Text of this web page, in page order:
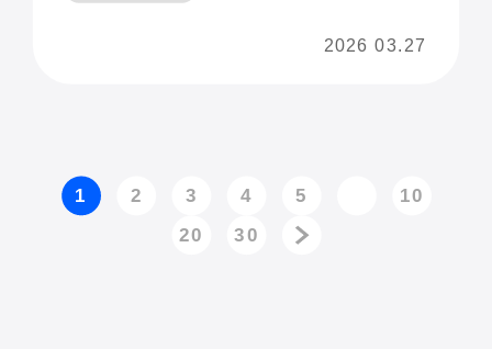
2026 03.27
1 2 3 4 5
10
20
30